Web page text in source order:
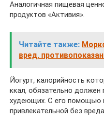
Аналогичная пищевая
продуктов «Активия».
Читайте также:
вред,
Йогурт, калорийность
ккал, обязательно должен
худеющих. С его помощью
привлекательной без